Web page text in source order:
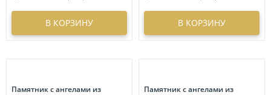
В КОРЗИНУ В КОРЗИНУ
Памятник с ангелами из
Памятник с ангелами из